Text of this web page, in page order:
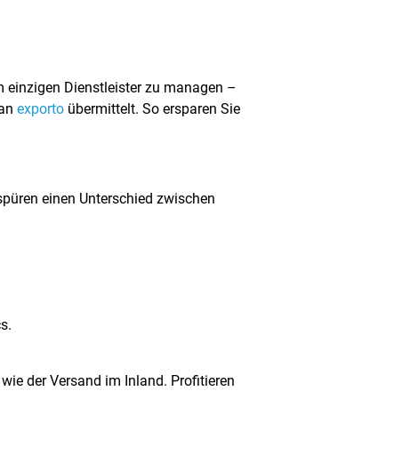
einzigen Dienstleister zu managen –
exporto übermittelt. So ersparen Sie
einen Unterschied zwischen
der Versand im Inland. Profitieren